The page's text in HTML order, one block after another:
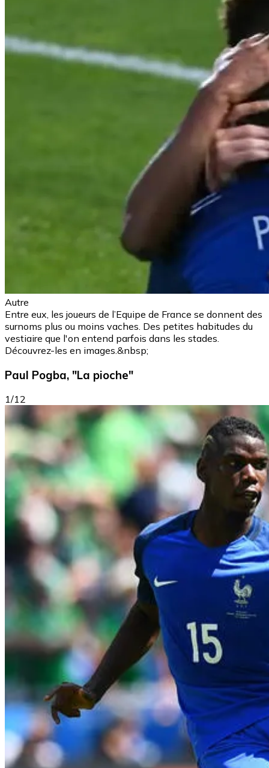
Autre
Entre eux, les joueurs de l’Equipe de France se donnent des
surnoms plus ou moins vaches. Des petites habitudes du
vestiaire que l'on entend parfois dans les stades.
Découvrez-les en images.&nbsp;
Paul Pogba, "La pioche"
1/12